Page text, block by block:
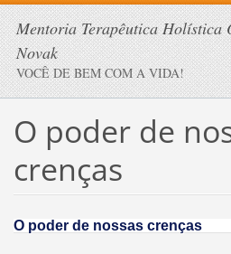
Mentoria Terapêutica Holística
Novak
VOCÊ DE BEM COM A VIDA!
O poder de
crenças
O poder de nossas crenças